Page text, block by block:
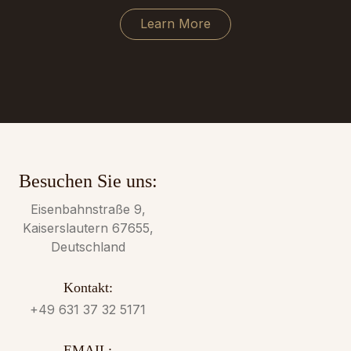
Learn More
Besuchen Sie uns:
Eisenbahnstraße 9,
Kaiserslautern 67655,
Deutschland
Kontakt:
+49 631 37 32 5171